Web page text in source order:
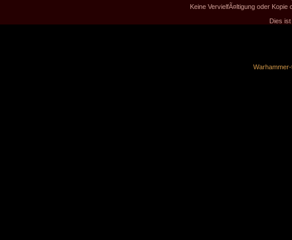
Keine VervielfÃ¤ltigung oder
Dies